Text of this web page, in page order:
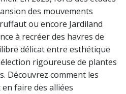
des mouvements
ou encore Jardiland
à recréer des havres de
délicat entre esthétique
rigoureuse de plantes
Découvrez comment les
faire des alliées